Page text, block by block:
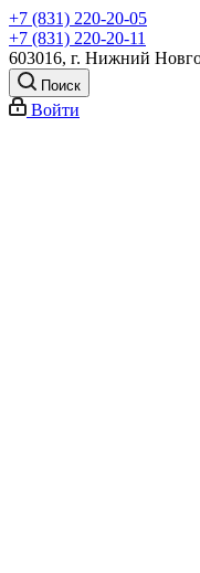
+7 (831) 220-20-05
+7 (831) 220-20-11
603016, г. Нижний
Поиск
Войти